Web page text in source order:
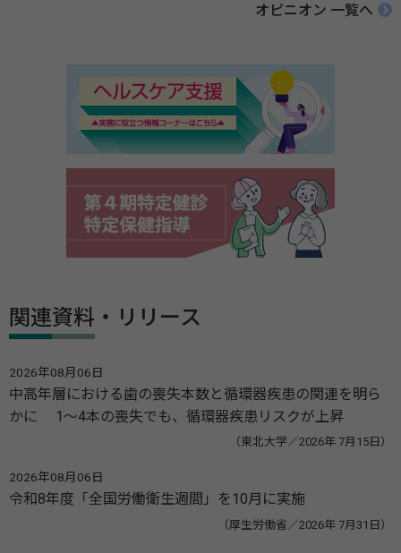
オピニオン 一覧へ
関連資料・リリース
2026年08月06日
中高年層における歯の喪失本数と循環器疾患の関連を明ら
かに 1～4本の喪失でも、循環器疾患リスクが上昇
（東北大学／2026年 7月15日）
2026年08月06日
令和8年度「全国労働衛生週間」を10月に実施
（厚生労働省／2026年 7月31日）